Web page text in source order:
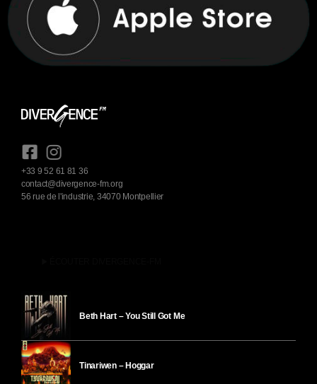
+33 9 52 61 81 36
contact@divergence-fm.org
56 rue de l'industrie, 34070 Montpellier
Beth Hart – You Still Got Me
Tinariwen – Hoggar